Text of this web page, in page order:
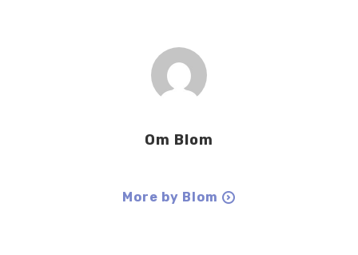
Om Blom
More by Blom